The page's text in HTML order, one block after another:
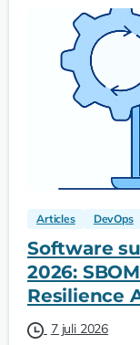
Articles DevOps
Software
2026:
Resilience
7 juli 2026